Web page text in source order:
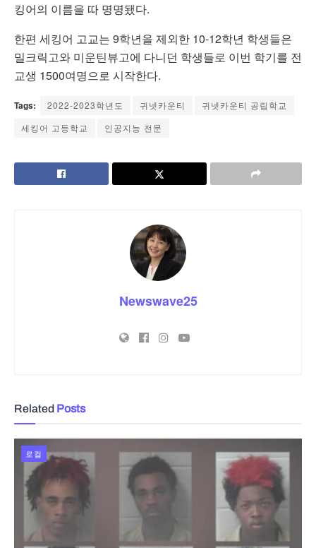
킹어의 이름을 따 명명됐다.
한편 세킹어 고교는 9학년을 제외한 10-12학년 학생들은
밀크릭고와 미운틴뷰고에 다니던 학생들로 이번 학기를 전
교생 1500여명으로 시작한다.
Tags: 2022-2023학년도 귀넷카운티
귀넷카운티 공립학교
세킹어 고등학교
인공지능 전문
Newswave25
Related Posts
로컬